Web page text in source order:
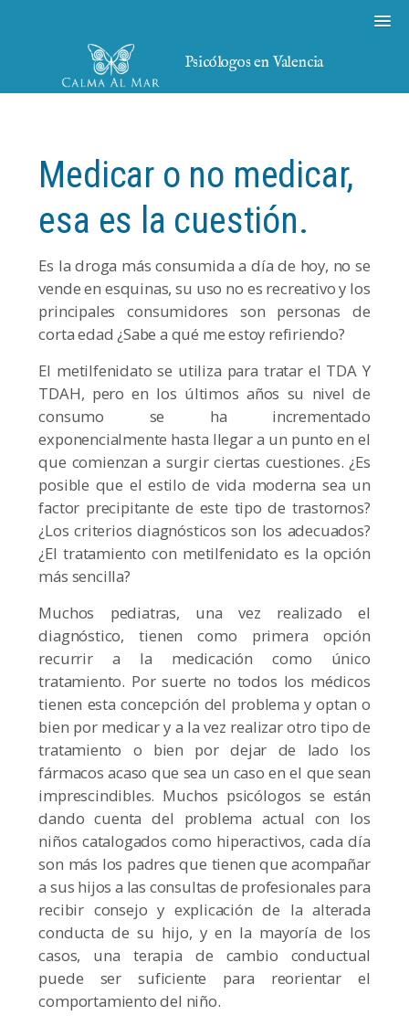
Psicólogos en Valencia
Medicar o no medicar,
esa es la cuestión.
Es la droga más consumida a día de hoy, no se
vende en esquinas, su uso no es recreativo y los
principales consumidores son personas de
corta edad ¿Sabe a qué me estoy refiriendo?
El metilfenidato se utiliza para tratar el TDA Y
TDAH, pero en los últimos años su nivel de
consumo se ha incrementado
exponencialmente hasta llegar a un punto en el
que comienzan a surgir ciertas cuestiones. ¿Es
posible que el estilo de vida moderna sea un
factor precipitante de este tipo de trastornos?
¿Los criterios diagnósticos son los adecuados?
¿El tratamiento con metilfenidato es la opción
más sencilla?
Muchos pediatras, una vez realizado el
diagnóstico, tienen como primera opción
recurrir a la medicación como único
tratamiento. Por suerte no todos los médicos
tienen esta concepción del problema y optan o
bien por medicar y a la vez realizar otro tipo de
tratamiento o bien por dejar de lado los
fármacos acaso que sea un caso en el que sean
imprescindibles. Muchos psicólogos se están
dando cuenta del problema actual con los
niños catalogados como hiperactivos, cada día
son más los padres que tienen que acompañar
a sus hijos a las consultas de profesionales para
recibir consejo y explicación de la alterada
conducta de su hijo, y en la mayoría de los
casos, una terapia de cambio conductual
puede ser suficiente para reorientar el
comportamiento del niño.